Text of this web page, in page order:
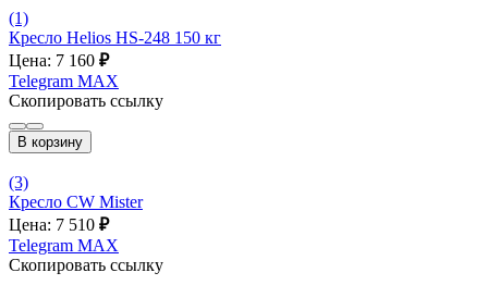
(1)
Кресло Helios HS-248 150 кг
Цена: 7 160 ₽
Telegram MAX
Скопировать ссылку
В корзину
(3)
Кресло CW Mister
Цена: 7 510 ₽
Telegram MAX
Скопировать ссылку